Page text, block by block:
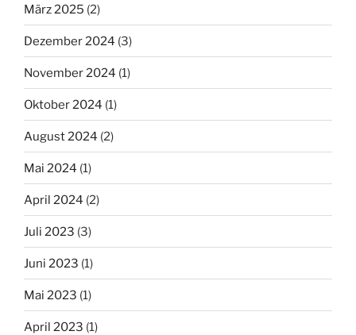
März 2025 (2)
Dezember 2024 (3)
November 2024 (1)
Oktober 2024 (1)
August 2024 (2)
Mai 2024 (1)
April 2024 (2)
Juli 2023 (3)
Juni 2023 (1)
Mai 2023 (1)
April 2023 (1)